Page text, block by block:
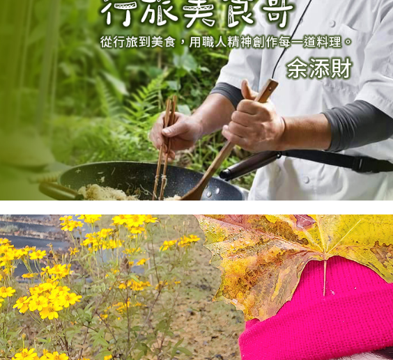
會認證註冊園藝治療師（HTR）｜PDC認證樸門永續設計基礎
｜111年度預防及延緩失能照護計畫方案：「憶意非凡~綠色植
量」之認證指導員｜國立臺北師範學院幼兒教育學系∕學前特殊
組畢業｜園藝治療與特殊教育｜食農教育｜老人及特殊族群園